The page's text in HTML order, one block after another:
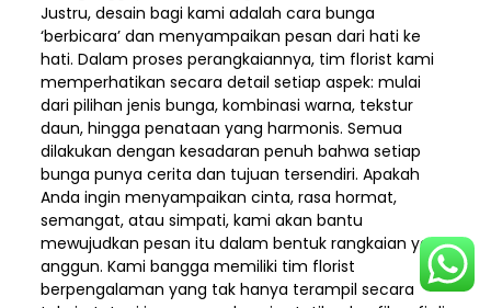
Justru, desain bagi kami adalah cara bunga
‘berbicara’ dan menyampaikan pesan dari hati ke
hati. Dalam proses perangkaiannya, tim florist kami
memperhatikan secara detail setiap aspek: mulai
dari pilihan jenis bunga, kombinasi warna, tekstur
daun, hingga penataan yang harmonis. Semua
dilakukan dengan kesadaran penuh bahwa setiap
bunga punya cerita dan tujuan tersendiri. Apakah
Anda ingin menyampaikan cinta, rasa hormat,
semangat, atau simpati, kami akan bantu
mewujudkan pesan itu dalam bentuk rangkaian yang
anggun. Kami bangga memiliki tim florist
berpengalaman yang tak hanya terampil secara